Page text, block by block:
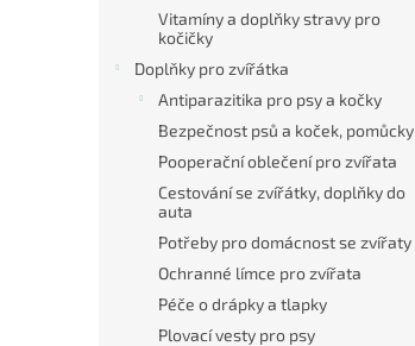
Vitamíny a doplňky stravy pro
kočičky
Doplňky pro zvířátka
Antiparazitika pro psy a kočky
Bezpečnost psů a koček, pomůcky
Pooperační oblečení pro zvířata
Cestování se zvířátky, doplňky do
auta
Potřeby pro domácnost se zvířaty
Ochranné límce pro zvířata
Péče o drápky a tlapky
Plovací vesty pro psy